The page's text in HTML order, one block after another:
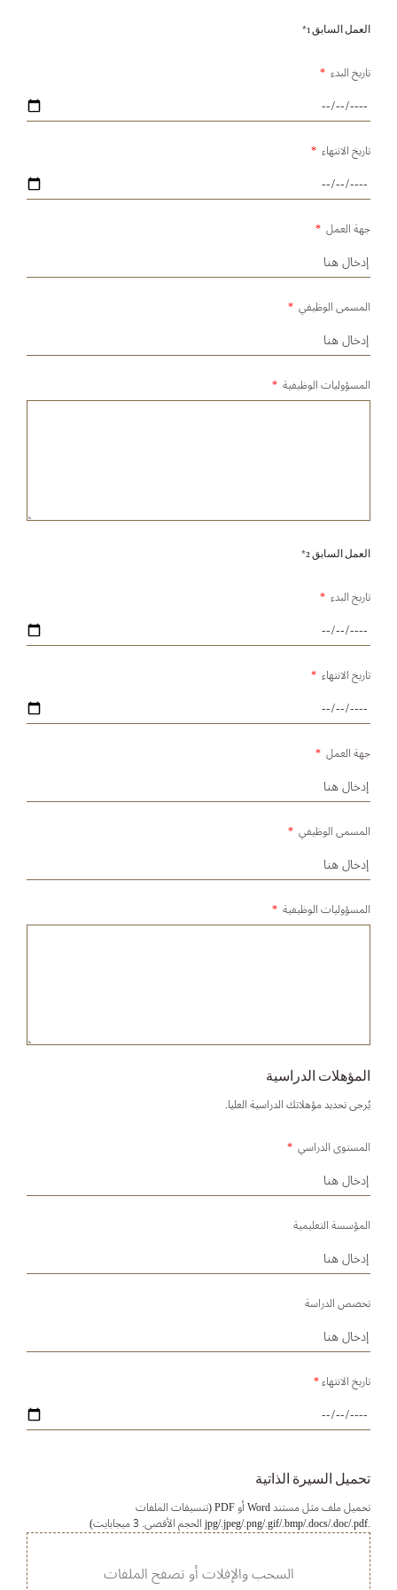
العمل السابق 1*
تاريخ البدء *
تاريخ الانتهاء *
جهة العمل *
المسمى الوظيفي *
المسؤوليات الوظيفية *
العمل السابق 2*
تاريخ البدء *
تاريخ الانتهاء *
جهة العمل *
المسمى الوظيفي *
المسؤوليات الوظيفية *
المؤهلات الدراسية
يُرجى تحديد مؤهلاتك الدراسية العليا.
المستوى الدراسي *
المؤسسة التعليمية
تخصص الدراسة
تاريخ الانتهاء*
تحميل السيرة الذاتية
تحميل ملف مثل مستند Word أو PDF (تنسيقات الملفات
.jpg/.jpeg/.png/.gif/.bmp/.docs/.doc/.pdf الحجم الأقصى. 3 ميجابايت)
السحب والإفلات أو تصفح الملفات